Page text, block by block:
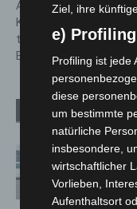
Altlast mit Sprengkraft:
t legt neuen Rekord bei
Entschärfungen in
Verwandte Artikel
Ziel, ihre
e) Profiling
Profiling ist jede
diese
um bestimmte
natürliche
insbesondere,
wirtschaftlicher
Vorlieben,
Aufenthaltsort